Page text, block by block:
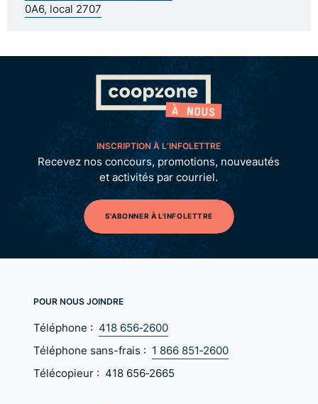
0A6, local 2707
INSCRIPTION À L’INFOLETTRE
Recevez nos concours, promotions, nouveautés
et activités par courriel.
S'ABONNER À L'INFOLETTRE
POUR NOUS JOINDRE
Téléphone : 418 656‑2600
Téléphone sans-frais : 1 866 851‑2600
Télécopieur : 418 656‑2665